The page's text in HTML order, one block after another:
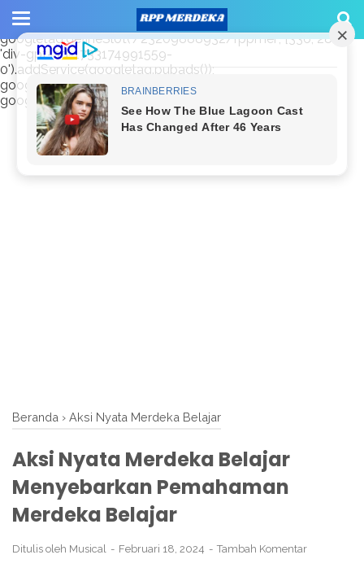
window.googletag = window.googletag || {cmd: []};
googletag.cmd.push(function() {
googletag.defineSlot('/23209888932/rppmer', [336, 280],
'div-gpt-ad-1733174991559-
0').addService(googletag.pubads());
googletag.pubads().enableSingleRequest();
googletag.enableServices(); });
Beranda › Aksi Nyata Merdeka Belajar
Aksi Nyata Merdeka Belajar
Menyebarkan Pemahaman
Merdeka Belajar
Ditulis oleh Musical Februari 18, 2024 Tambah Komentar